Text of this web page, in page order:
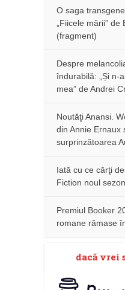
O saga
„Fiicele mării”
(fragment)
Despre
îndurabilă: „Și n-
mea” de Andrei
Noutăţi Anansi.
din Annie Ernaux
surprinzătoarea
Iată cu ce cărţi
Fiction noul
Premiul Booker
romane rămase
dacă vrei